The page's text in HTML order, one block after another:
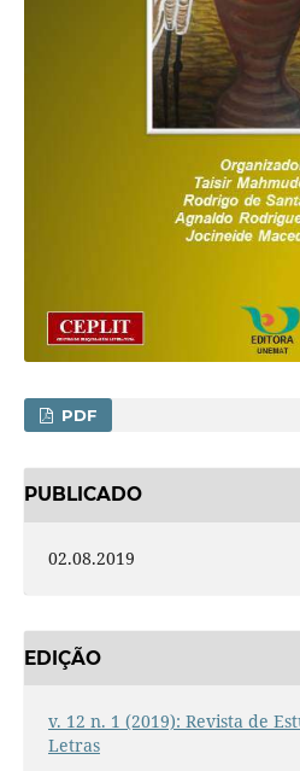
PDF
PUBLICADO
02.08.2019
EDIÇÃO
v. 12 n. 1 (2019): Revista de
Letras